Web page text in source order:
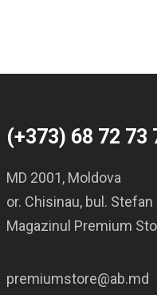
(+373) 68 72 73
MD 2001, Moldova
or. Chisinau, bul.
Magazinul Premium
premiumstore@ab.md